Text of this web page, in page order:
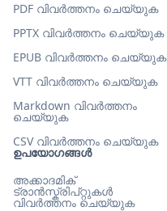
ഉപയോഗങ്ങൾ
അക്കാദമിക്
ട്രാൻസ്ക്രിപ്റ്റുകൾ
വിവർത്തനം ചെയ്യുക
PDF വിവർത്തനം ചെയ്യുക
PPTX വിവർത്തനം ചെയ്യുക
EPUB വിവർത്തനം ചെയ്യുക
VTT വിവർത്തനം ചെയ്യുക
Markdown വിവർത്തനം
ചെയ്യുക
CSV വിവർത്തനം ചെയ്യുക